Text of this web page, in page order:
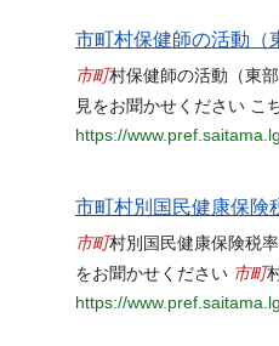
市町村保健師の活動（
市町村保健師の活動（東
見をお聞かせください こ
https://
市町村別国民健康保険
市町村別国民健康保険税
をお聞かせください 市町
https://